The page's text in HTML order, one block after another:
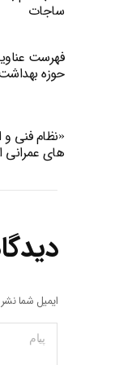
ساجات
فهرست
حوزه
«نظام فنی و
های عمرانی
ایمیل شما
پیام